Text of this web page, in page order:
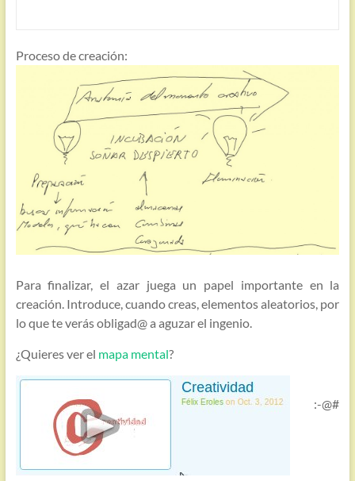
Proceso de creación:
Para finalizar, el azar juega un papel importante en la
creación. Introduce, cuando creas, elementos aleatorios, por
lo que te verás obligad@ a aguzar el ingenio.
¿Quieres ver el mapa mental?
:-@#